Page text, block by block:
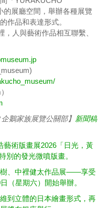
的展廳空間，舉辦各種展覽
作品和表達形式。
，人與藝術作品相互聯繫、
鵝家族展覽公關部】 新聞稿
藝術版畫展2026「日光，黃
別的發光微噴版畫。
樹、中裡健太作品展——享受
（星期六）開始舉辦。
到立體的日本繪畫形式，再